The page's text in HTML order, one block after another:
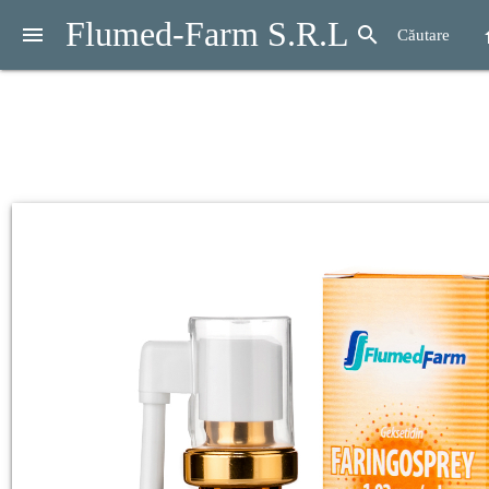
menu Flumed-Farm S.R.L search Căutare